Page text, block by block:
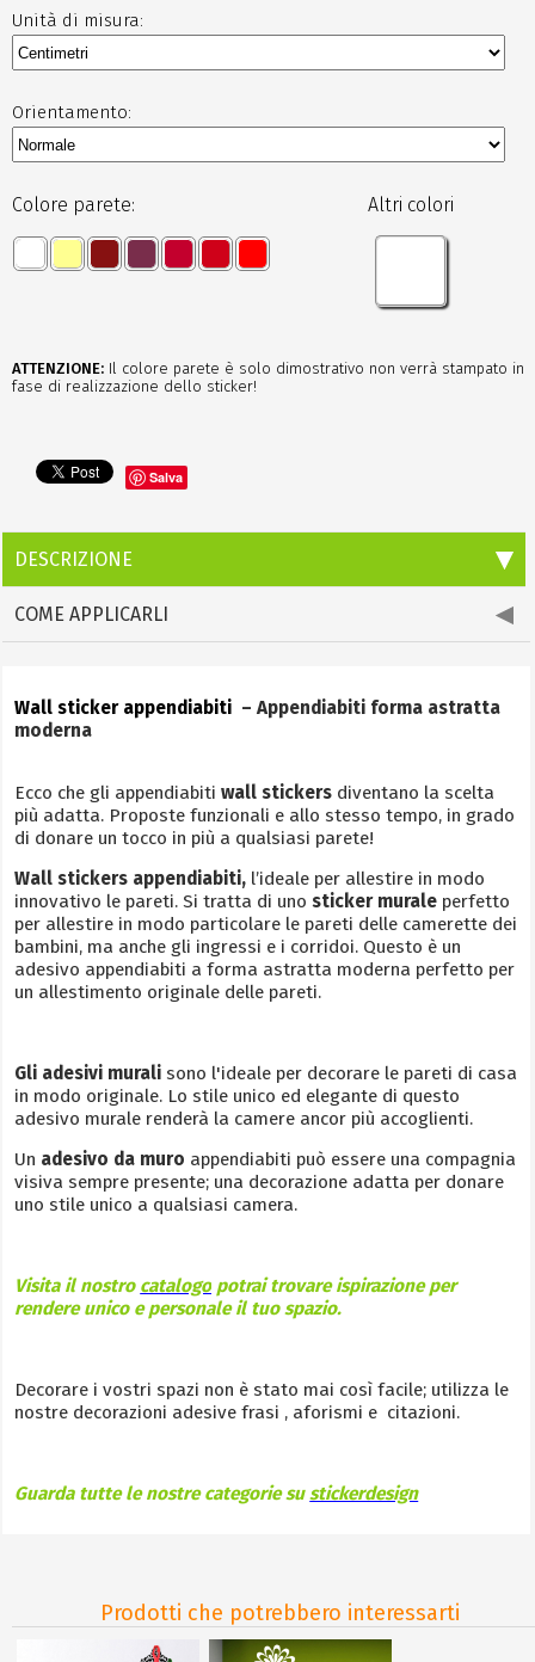
Unità di misura:
Orientamento:
Colore parete: Altri colori
ATTENZIONE: Il colore parete è solo dimostrativo non verrà stampato in
fase di realizzazione dello sticker!
Salva
DESCRIZIONE
COME APPLICARLI
Wall sticker appendiabiti – Appendiabiti forma astratta
moderna
Ecco che gli appendiabitiwall stickers diventano la scelta
più adatta. Proposte funzionali e allo stesso tempo, in grado
di donare un tocco in più a qualsiasi parete!
Wall stickers appendiabiti, l’ideale per allestire in modo
innovativo le pareti.Si tratta di unosticker murale perfetto
per allestire in modo particolare le pareti delle camerette dei
bambini, ma anche gli ingressi e i corridoi. Questo è un
adesivo appendiabiti a forma astratta moderna perfetto per
un allestimento originale delle pareti.
Gli adesivi murali sono l'ideale per decorare le pareti di casa
in modo originale. Lo stile unico ed elegante di questo
adesivo murale renderà la camere ancor più accoglienti.
Un adesivo da muro appendiabiti può essere una compagnia
visiva sempre presente; una decorazione adatta per donare
uno stile unico a qualsiasi camera.
Visita il nostro catalogo potrai trovare ispirazione per
rendere unico e personale il tuo spazio.
Decorare i vostri spazi non è stato mai così facile; utilizza le
nostre decorazioni adesive frasi , aforismi e citazioni.
Guarda tutte le nostre categorie sustickerdesign
Prodotti che potrebbero interessarti